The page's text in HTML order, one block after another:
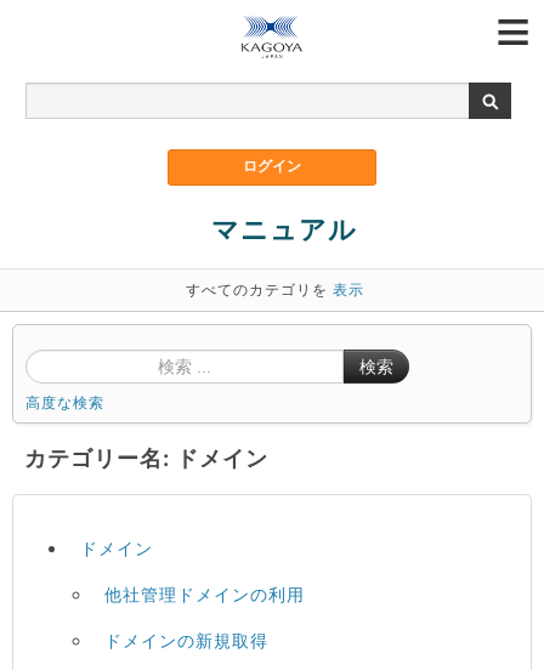
マニュアル
すべてのカテゴリを 表示
検索
高度な検索
カテゴリー名: ドメイン
ドメイン
他社管理ドメインの利用
ドメインの新規取得